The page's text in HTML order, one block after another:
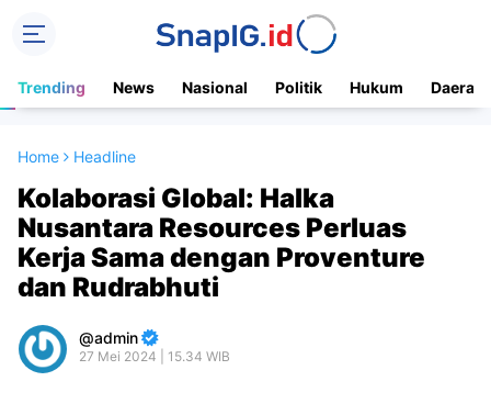
Trending News Nasional Politik Hukum Daerah
Home Headline
Kolaborasi Global: Halka
Nusantara Resources Perluas
Kerja Sama dengan Proventure
dan Rudrabhuti
admin
27 Mei 2024 | 15.34 WIB